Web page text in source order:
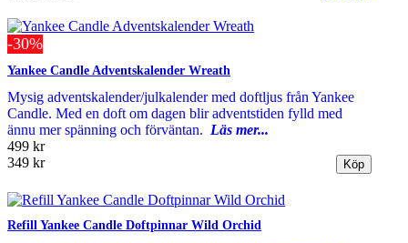
-30%
Yankee Candle Adventskalender Wreath
Mysig adventskalender/julkalender med doftljus från Yankee
Candle. Med en doft om dagen blir adventstiden fylld med
ännu mer spänning och förväntan. Läs mer...
499 kr
349 kr
Refill Yankee Candle Doftpinnar Wild Orchid